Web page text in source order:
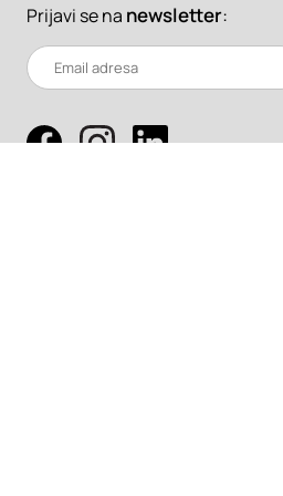
Prijavi se na newsletter: